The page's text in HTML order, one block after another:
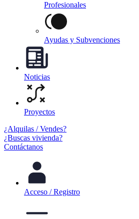
Profesionales
Ayudas y Subvenciones
Noticias
Proyectos
¿Alquilas / Vendes?
¿Buscas vivienda?
Contáctanos
Acceso / Registro